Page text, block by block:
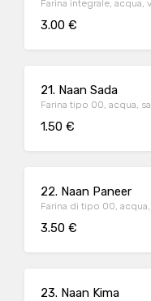
Farina integrale, acqua,
3.00 €
21. Naan Sada
Farina tipo 00, acqua,
1.50 €
22. Naan Paneer
Farina di tipo 00,
3.50 €
23. Naan Kima